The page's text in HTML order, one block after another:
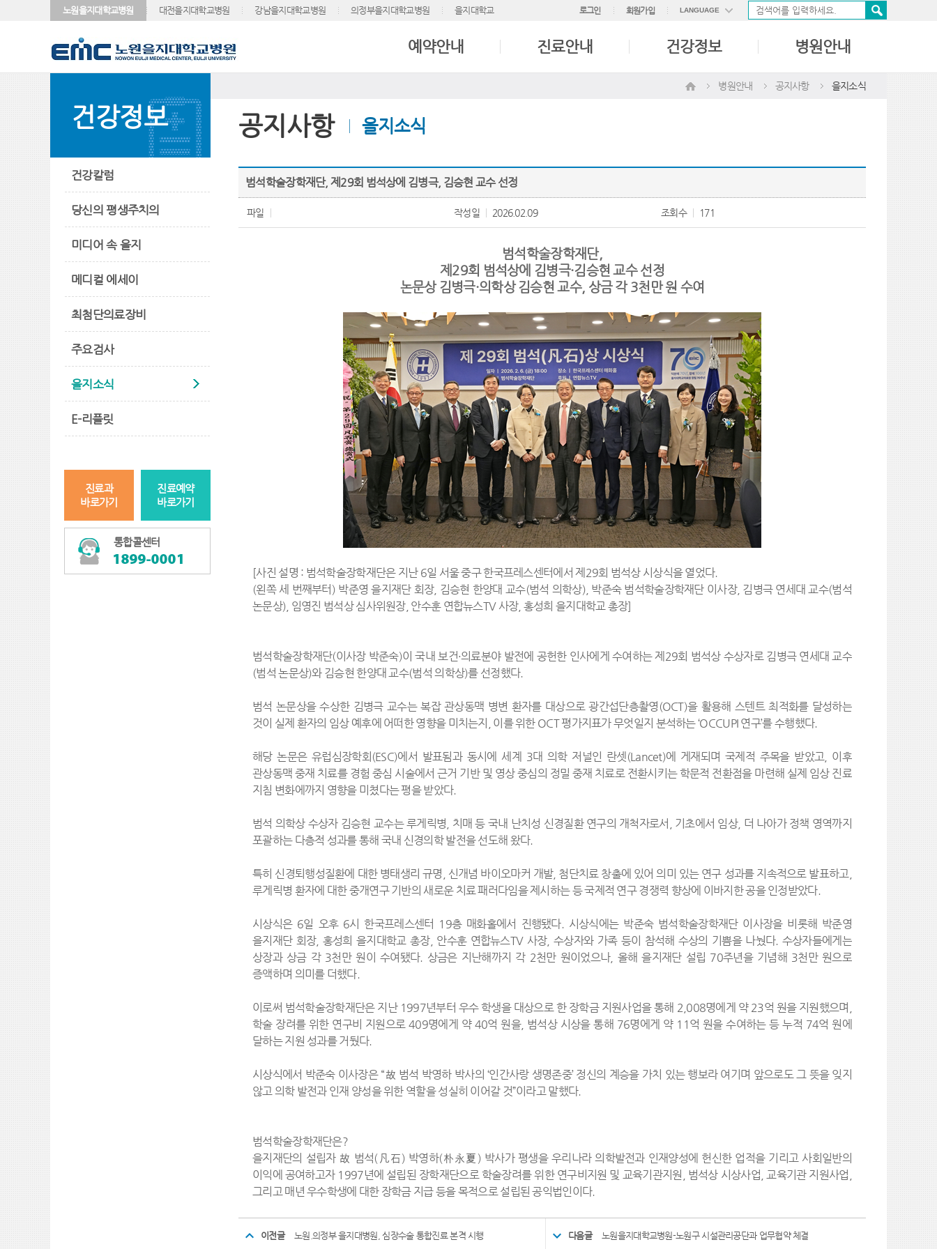
노원을지대학교병원 대전을지대학교병원 강남을지대학교병원 의정부을지대학교병원 을지대학교 로그인 회원가입 LANGUAGE
中國語
예약안내 진료안내 건강정보 병원안내
건강정보
건강칼럼
당신의 평생주치의
미디어 속 을지
메디컬 에세이
최첨단의료장비
주요검사
을지소식
E-리플릿
진료과
바로가기
진료예약
바로가기
통합콜센터
병원안내 공지사항 을지소식
공지사항 을지소식
범석학술장학재단, 제29회 범석상에 김병극, 김승현 교수 선정
파일 작성일 2026.02.09 조회수 171
범석학술장학재단,
제29회 범석상에 김병극·김승현 교수 선정
논문상 김병극·의학상 김승현 교수, 상금 각 3천만 원 수여
[사진 설명 : 범석학술장학재단은 지난 6일 서울 중구 한국프레스센터에서 제29회 범석상 시상식을 열었다.
(왼쪽 세 번째부터) 박준영 을지재단 회장, 김승현 한양대 교수(범석 의학상), 박준숙 범석학술장학재단 이사장, 김병극 연세대 교수(범석
논문상), 임영진 범석상 심사위원장, 안수훈 연합뉴스TV 사장, 홍성희 을지대학교 총장]
범석학술장학재단(이사장 박준숙)이 국내 보건·의료분야 발전에 공헌한 인사에게 수여하는 제29회 범석상 수상자로 김병극 연세대 교수
(범석 논문상)와 김승현 한양대 교수(범석 의학상)를 선정했다.
범석 논문상을 수상한 김병극 교수는 복잡 관상동맥 병변 환자를 대상으로 광간섭단층촬영(OCT)을 활용해 스텐트 최적화를 달성하는
것이 실제 환자의 임상 예후에 어떠한 영향을 미치는지, 이를 위한 OCT 평가지표가 무엇일지 분석하는 ‘OCCUPI 연구’를 수행했다.
해당 논문은 유럽심장학회(ESC)에서 발표됨과 동시에 세계 3대 의학 저널인 란셋(Lancet)에 게재되며 국제적 주목을 받았고, 이후
관상동맥 중재 치료를 경험 중심 시술에서 근거 기반 및 영상 중심의 정밀 중재 치료로 전환시키는 학문적 전환점을 마련해 실제 임상 진료
지침 변화에까지 영향을 미쳤다는 평을 받았다.
범석 의학상 수상자 김승현 교수는 루게릭병, 치매 등 국내 난치성 신경질환 연구의 개척자로서, 기초에서 임상, 더 나아가 정책 영역까지
포괄하는 다층적 성과를 통해 국내 신경의학 발전을 선도해 왔다.
특히 신경퇴행성질환에 대한 병태생리 규명, 신개념 바이오마커 개발, 첨단치료 창출에 있어 의미 있는 연구 성과를 지속적으로 발표하고,
루게릭병 환자에 대한 중개연구 기반의 새로운 치료 패러다임을 제시하는 등 국제적 연구 경쟁력 향상에 이바지한 공을 인정받았다.
시상식은 6일 오후 6시 한국프레스센터 19층 매화홀에서 진행됐다. 시상식에는 박준숙 범석학술장학재단 이사장을 비롯해 박준영
을지재단 회장, 홍성희 을지대학교 총장, 안수훈 연합뉴스TV 사장, 수상자와 가족 등이 참석해 수상의 기쁨을 나눴다. 수상자들에게는
상장과 상금 각 3천만 원이 수여됐다. 상금은 지난해까지 각 2천만 원이었으나, 올해 을지재단 설립 70주년을 기념해 3천만 원으로
증액하며 의미를 더했다.
이로써 범석학술장학재단은 지난 1997년부터 우수 학생을 대상으로 한 장학금 지원사업을 통해 2,008명에게 약 23억 원을 지원했으며,
학술 장려를 위한 연구비 지원으로 409명에게 약 40억 원을, 범석상 시상을 통해 76명에게 약 11억 원을 수여하는 등 누적 74억 원에
달하는 지원 성과를 거뒀다.
시상식에서 박준숙 이사장은 “故 범석 박영하 박사의 ‘인간사랑 생명존중’ 정신의 계승을 가치 있는 행보라 여기며 앞으로도 그 뜻을 잊지
않고 의학 발전과 인재 양성을 위한 역할을 성실히 이어갈 것”이라고 말했다.
범석학술장학재단은?
을지재단의 설립자 故 범석(凡石) 박영하(朴永夏) 박사가 평생을 우리나라 의학발전과 인재양성에 헌신한 업적을 기리고 사회일반의
이익에 공여하고자 1997년에 설립된 장학재단으로 학술장려를 위한 연구비지원 및 교육기관지원, 범석상 시상사업, 교육기관 지원사업,
그리고 매년 우수학생에 대한 장학금 지급 등을 목적으로 설립된 공익법인이다.
이전글 노원.의정부 을지대병원, 심장수술 통합진료 본격 시행 다음글 노원을지대학교병원-노원구 시설관리공단과 업무협약 체결